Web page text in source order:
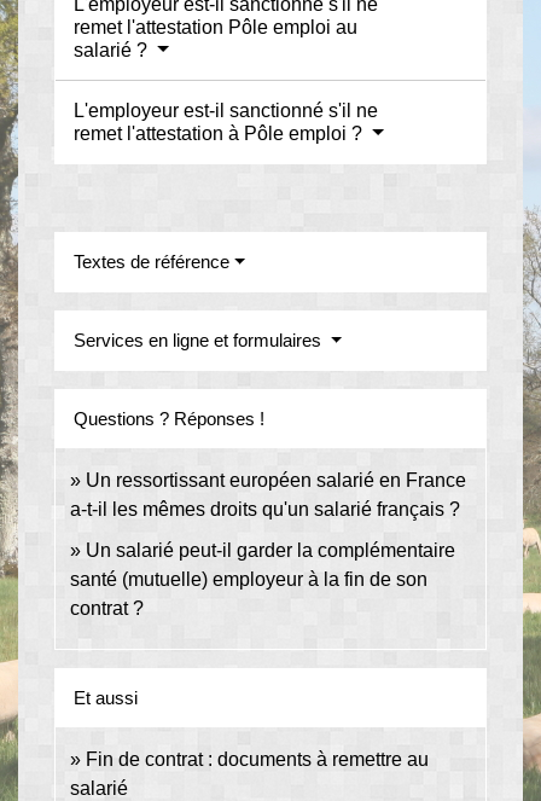
L'employeur est-il sanctionné s'il ne
remet l'attestation Pôle emploi au
salarié ?
L'employeur est-il sanctionné s'il ne
remet l'attestation à Pôle emploi ?
Textes de référence
Services en ligne et formulaires
Questions ? Réponses !
Un ressortissant européen salarié en France
a-t-il les mêmes droits qu'un salarié français ?
Un salarié peut-il garder la complémentaire
santé (mutuelle) employeur à la fin de son
contrat ?
Et aussi
Fin de contrat : documents à remettre au
salarié